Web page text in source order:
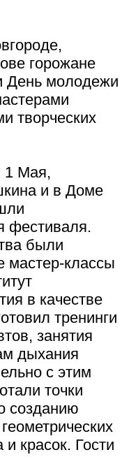
горожане
День молодежи
творческих
1 Мая,
и в Доме
фестиваля.
были
мастер-классы
в качестве
тренинги
занятия
дыхания
с этим
точки
созданию
красок. Гости